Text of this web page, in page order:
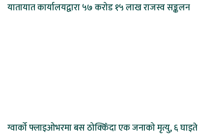
यातायात कार्यालयद्वारा ५७ करोड १५ लाख राजस्व सङ्कलन
ग्वार्को फ्लाइओभरमा बस ठोक्किँदा एक जनाको मृत्यु, ६ घाइते